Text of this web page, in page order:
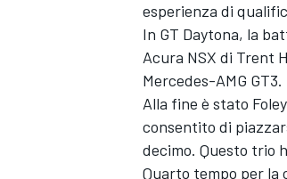
esperienza di
In GT Daytona, la
Acura NSX di Trent
Mercedes-AMG GT3.
Alla fine è stato
consentito di
decimo. Questo trio
Quarto tempo per la